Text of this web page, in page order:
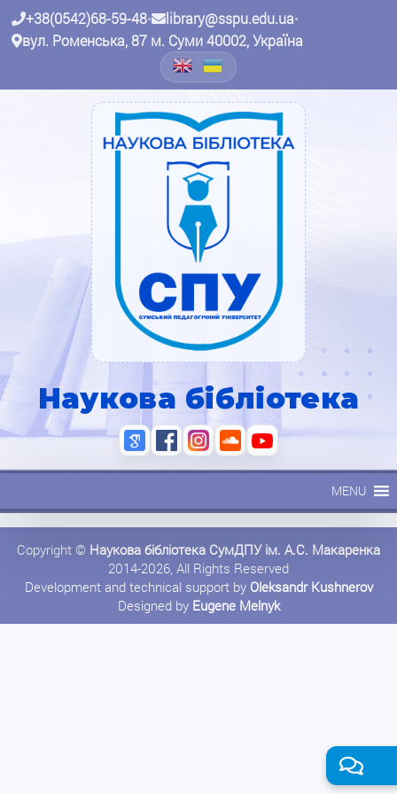
+38(0542)68-59-48• library@sspu.edu.ua•
вул. Роменська, 87 м. Суми 40002, Україна
Наукова бібліотека
MENU
Copyright © Наукова бібліотека СумДПУ ім. А.С. Макаренка
2014-2026, All Rights Reserved
Development and technical support by Oleksandr Kushnerov
Designed by Eugene Melnyk